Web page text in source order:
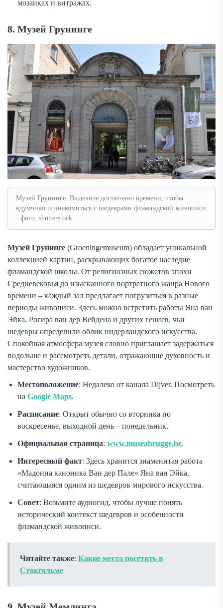
мозаиках и витражах.
8. Музей Грунинге
Музей Грунинге. Выделите достаточно времени, чтобы
вдумчиво познакомиться с шедеврами фламандской живописи
· фото: shutterstock
Музей Грунинге (Groeningemuseum) обладает уникальной
коллекцией картин, раскрывающих богатое наследие
фламандской школы. От религиозных сюжетов эпохи
Средневековья до изысканного портретного жанра Нового
времени – каждый зал предлагает погрузиться в разные
периоды живописи. Здесь можно встретить работы Яна ван
Эйка, Рогира ван дер Вейдена и других гениев, чьи
шедевры определили облик нидерландского искусства.
Спокойная атмосфера музея словно приглашает задержаться
подольше и рассмотреть детали, отражающие духовность и
мастерство художников.
Местоположение: Недалеко от канала Dijver. Посмотреть
на Google Maps.
Расписание: Открыт обычно со вторника по
воскресенье, выходной день – понедельник.
Официальная страница: www.museabrugge.be.
Интересный факт: Здесь хранится знаменитая работа
«Мадонна каноника Ван дер Пале» Яна ван Эйка,
считающаяся одним из шедевров мирового искусства.
Совет: Возьмите аудиогид, чтобы лучше понять
исторический контекст шедевров и особенности
фламандской живописи.
Читайте также: Какие места посетить в
Стокгольме